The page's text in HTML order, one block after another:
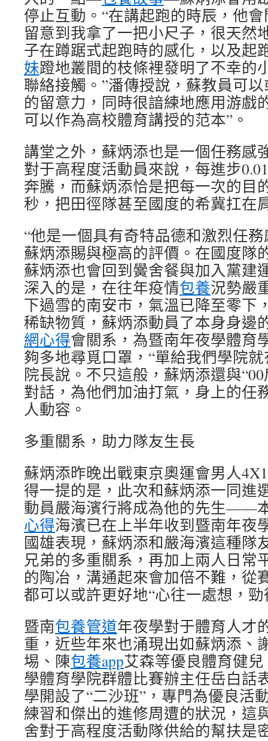
停止互動。“在講起跑的時辰，他
留意到我拿了一把小尺子，很天然
子在蹲踞式起跑時的感化，以及起
妹蹬地叢間的枝條裡發明了不幸的
聯絡接觸。”潘傳授說，蘇教員可
的留意力，同時很諳練地應用游戲
可以作為高校體育講授的范本”。
講堂之外，蘇炳添也是一個任務感
對于高程度活動員來說，每進步
奔騰，而蘇炳添恰是把每一次的目
秒，把田徑隊甚至國度的希冀扛在
“他是一個具有奇特品德和激烈任
蘇炳添賜與極高的評價。在國度隊
蘇炳添也會回到黌舍餐與加入黨建
深入的是，在往年疫情包養況勢嚴
下過雪的南安市，氣溫已降至零下
稀缺物質，蘇炳添動員了本身身邊
網心得會關系，為暨南年夜學體育
夠多地尋覓口罩，“單給我們學院
院長說。不只這般，蘇炳添還與
對話，為他們加油打氣，身上的任
人動容。
多重關系，助力隊友生長
蘇炳添昨晚出戰東京奧運會男人
得一提的是，此次和蘇炳添一同進
動員嚴海濱行將成為他的先生——
心得海濱已在上半年收到暨南年夜
國雄表現，蘇炳添和嚴海濱這種隊
兄弟的多重關系，再加上兩人日常
的陶冶，溝通起來會加倍不難，從
都可以或許更好地“心往一處想，
暨南包養管道年夜學對于體育人才
重，近些年來也涌現出如蘇炳添、
埸、陳包養app艾森等優良體育健
學體育學院群體比賽辦主任岳白話
學開設了“二沙班”，專門為優良活
練習和傑出的進修周遭的狀況，這
舍對于高程度活動隊供給的幫扶是